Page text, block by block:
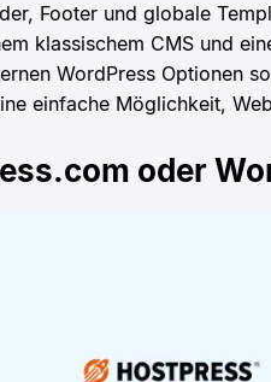
Footer und globale
klassischem CMS und
WordPress Optionen
einfache Möglichkeit,
oder